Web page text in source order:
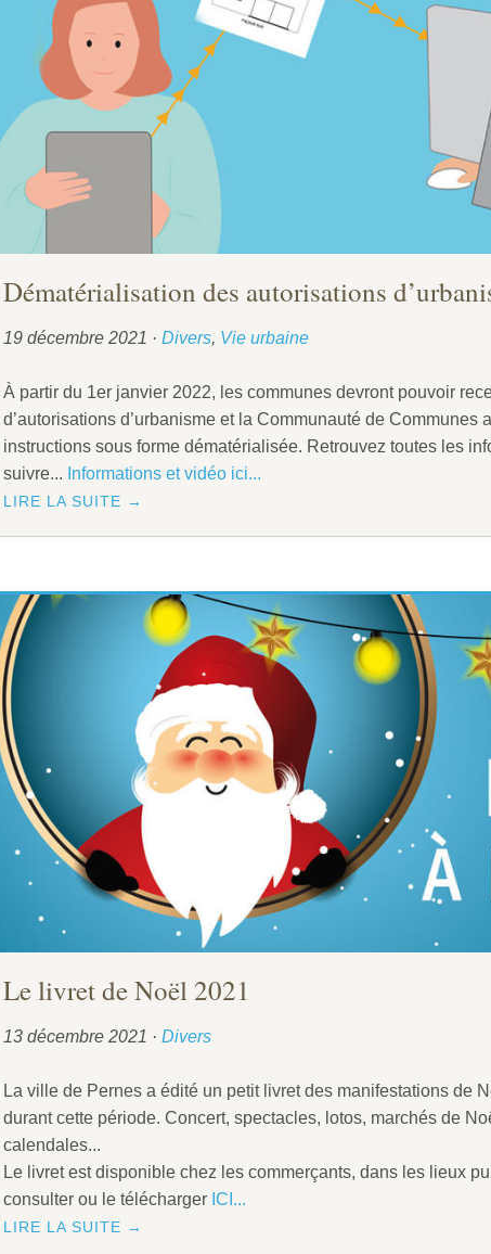
Dématérialisation des autorisations
19 décembre 2021 · Divers, Vie urbaine
À partir du 1er janvier 2022, les communes devront pouvoir
d’autorisations d’urbanisme et la Communauté de Communes
instructions sous forme dématérialisée. Retrouvez toutes les
suivre... Informations et vidéo ici...
LIRE LA SUITE →
Le livret de Noël 2021
13 décembre 2021 · Divers
La ville de Pernes a édité un petit livret des manifestations de
durant cette période. Concert, spectacles, lotos, marchés de
calendales...
Le livret est disponible chez les commerçants, dans les lieux
consulter ou le télécharger ICI...
LIRE LA SUITE →